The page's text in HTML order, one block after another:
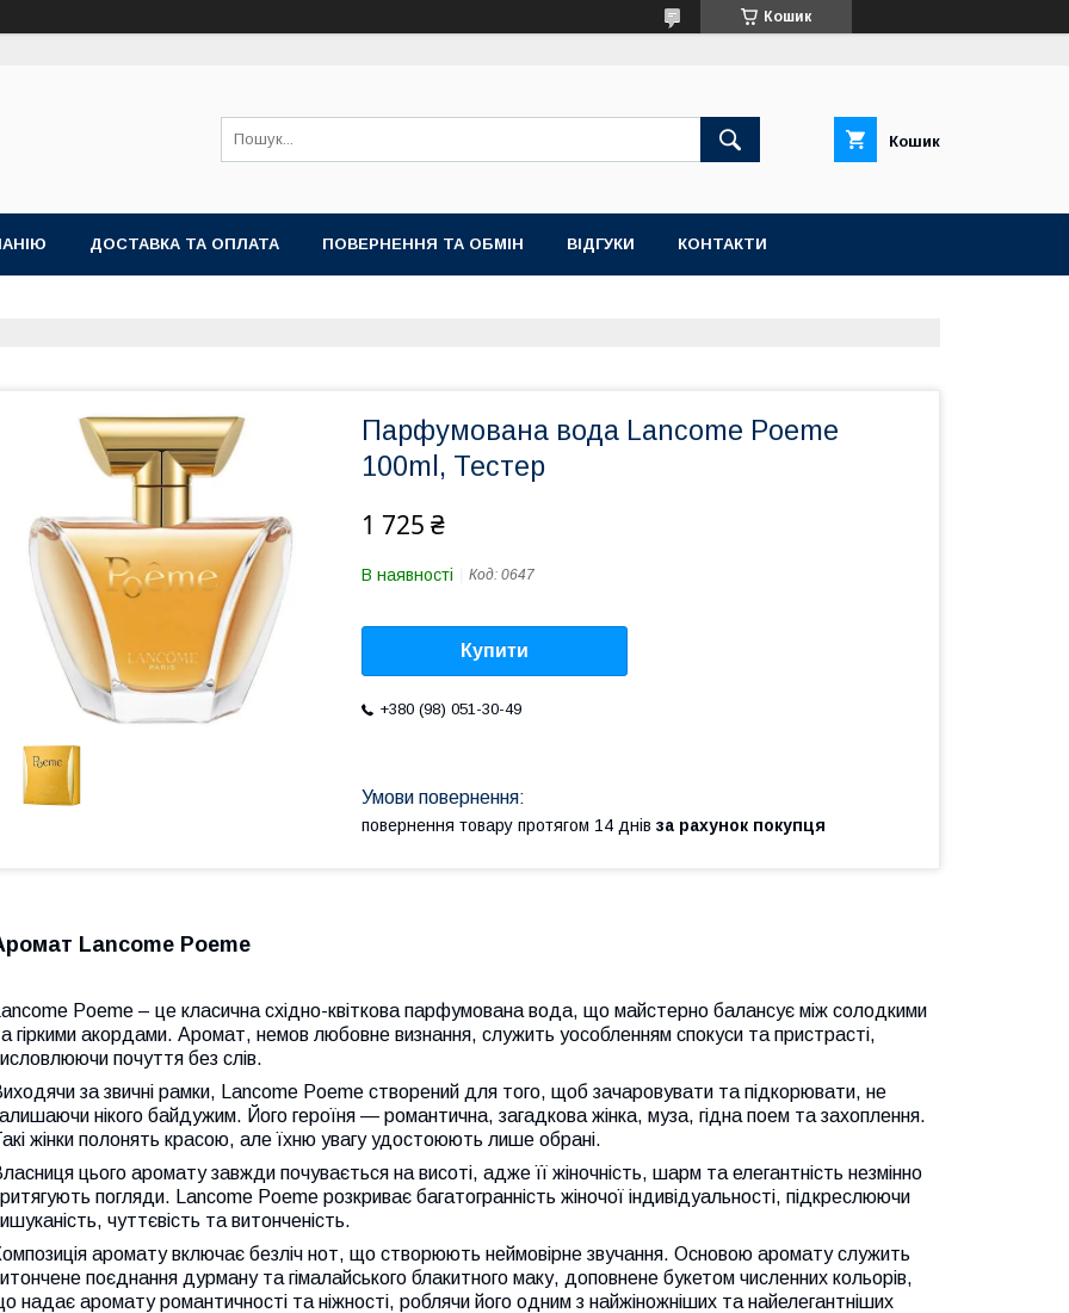
Кошик
Кошик
ДОСТАВКА ТА ОПЛАТА ПОВЕРНЕННЯ ТА ОБМІН ВІДГУКИ КОНТАКТИ
Парфумована вода Lancome Poeme
100ml, Тестер
1 725 ₴
В наявності Код: 0647
Купити
+380 (98) 051-30-49
повернення товару протягом 14 днів за рахунок покупця
Lancome Poeme
Poeme – це класична східно-квіткова парфумована вода, що майстерно балансує між солодкими
гіркими акордами. Аромат, немов любовне визнання, служить уособленням спокуси та пристрасті,
почуття без слів.
за звичні рамки, Lancome Poeme створений для того, щоб зачаровувати та підкорювати, не
нікого байдужим. Його героїня — романтична, загадкова жінка, муза, гідна поем та захоплення.
жінки полонять красою, але їхню увагу удостоюють лише обрані.
цього аромату завжди почувається на висоті, адже її жіночність, шарм та елегантність незмінно
погляди. Lancome Poeme розкриває багатогранність жіночої індивідуальності, підкреслюючи
чуттєвість та витонченість.
аромату включає безліч нот, що створюють неймовірне звучання. Основою аромату служить
поєднання дурману та гімалайського блакитного маку, доповнене букетом численних кольорів,
надає аромату романтичності та ніжності, роблячи його одним з найжіножніших та найелегантніших